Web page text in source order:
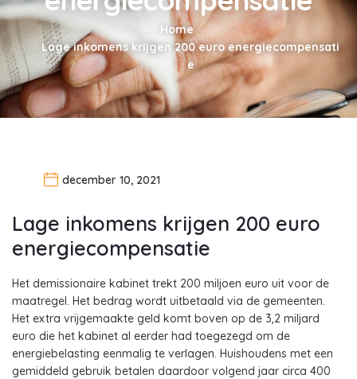
Home
Lage inkomens krijgen 200 euro energiecompensati
e
december 10, 2021
Lage inkomens krijgen 200 euro
energiecompensatie
Het demissionaire kabinet trekt 200 miljoen euro uit voor de
maatregel. Het bedrag wordt uitbetaald via de gemeenten.
Het extra vrijgemaakte geld komt boven op de 3,2 miljard
euro die het kabinet al eerder had toegezegd om de
energiebelasting eenmalig te verlagen. Huishoudens met een
gemiddeld gebruik betalen daardoor volgend jaar circa 400